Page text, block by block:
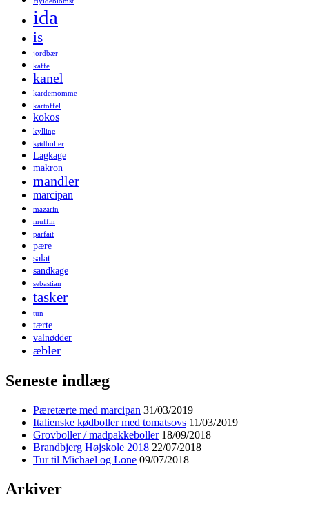
ida
is
jordbær
kaffe
kanel
kardemomme
kartoffel
kokos
kylling
kødboller
Lagkage
makron
mandler
marcipan
mazarin
muffin
parfait
pære
salat
sandkage
sebastian
tasker
tun
tærte
valnødder
æbler
Seneste indlæg
Pæretærte med marcipan 31/03/2019
Italienske kødboller med tomatsovs 11/03/2019
Grovboller / madpakkeboller 18/09/2018
Brandbjerg Højskole 2018 22/07/2018
Tur til Michael og Lone 09/07/2018
Arkiver